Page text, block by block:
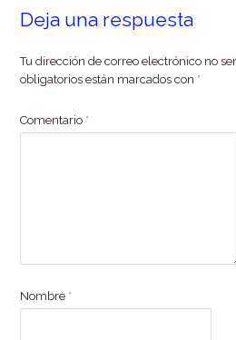
Deja una respuesta
Tu dirección de correo electrónico no
obligatorios están marcados con *
Comentario *
Nombre *